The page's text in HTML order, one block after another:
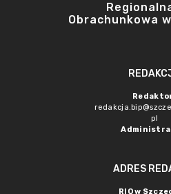
Obrachunkowa
pl
ADRES
RIO w